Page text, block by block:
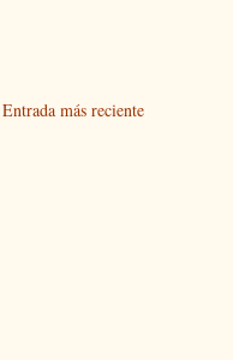
Entrada más reciente